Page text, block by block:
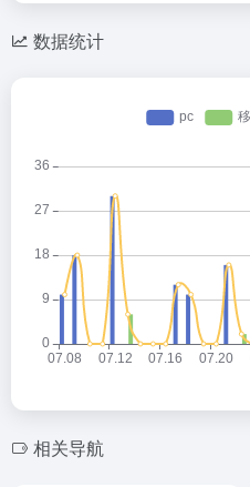
数据统计
相关导航